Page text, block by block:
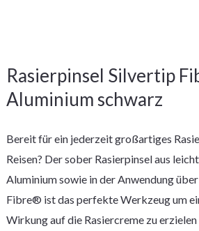
Rasierpinsel Silvertip
Aluminium schwarz
Bereit für ein jederzeit großartiges
Reisen? Der sober Rasierpinsel aus
Aluminium sowie in der Anwendung
Fibre® ist das perfekte Werkzeug um
Wirkung auf die Rasiercreme zu